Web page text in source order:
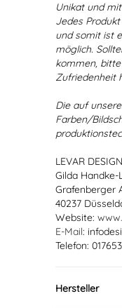
Unikat und
Jedes
und somit ist
möglich.
kommen,
Zufriedenheit
Die auf
Farben/
LEVAR DESIGN
Gilda Handke-
Grafenberger
40237
Website:
E-Mail:
Telefon:
Hersteller